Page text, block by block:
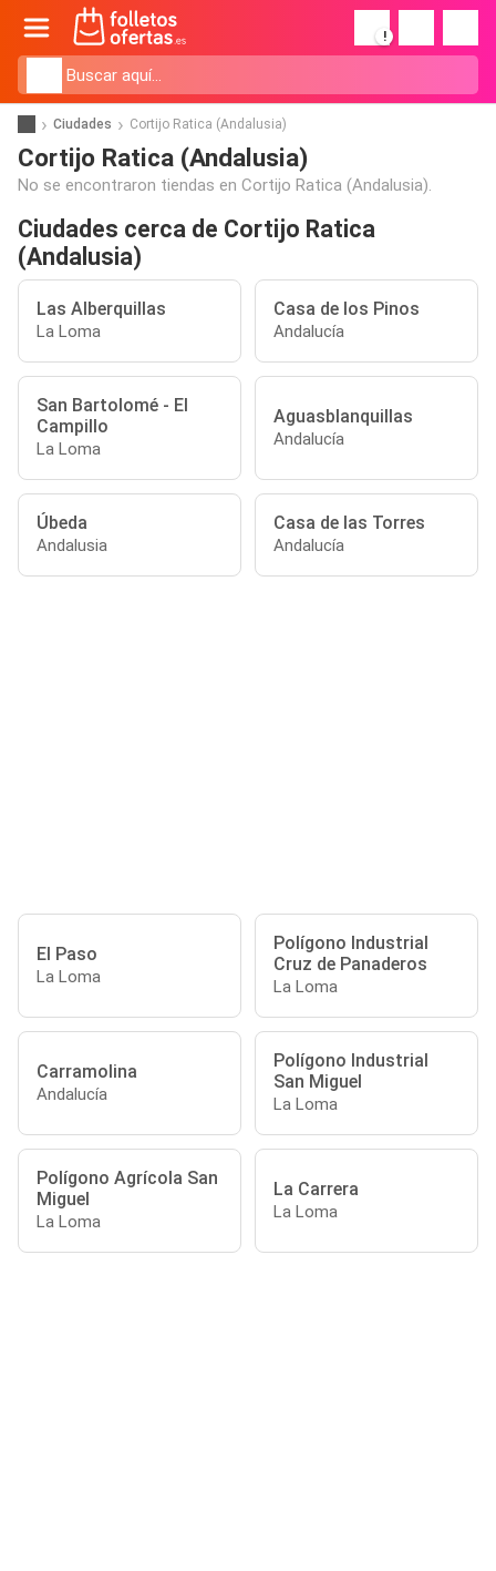
!
Ciudades Cortijo Ratica (Andalusia)
Cortijo Ratica (Andalusia)
No se encontraron tiendas en Cortijo Ratica (Andalusia).
Ciudades cerca de Cortijo Ratica
(Andalusia)
Las Alberquillas
La Loma
Casa de los Pinos
Andalucía
San Bartolomé - El
Campillo
La Loma
Aguasblanquillas
Andalucía
Úbeda
Andalusia
Casa de las Torres
Andalucía
El Paso
La Loma
Polígono Industrial
Cruz de Panaderos
La Loma
Carramolina
Andalucía
Polígono Industrial
San Miguel
La Loma
Polígono Agrícola San
Miguel
La Loma
La Carrera
La Loma